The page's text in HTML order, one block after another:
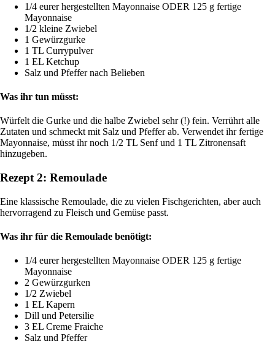
1/4 eurer hergestellten Mayonnaise ODER 125 g fertige
Mayonnaise
1/2 kleine Zwiebel
1 Gewürzgurke
1 TL Currypulver
1 EL Ketchup
Salz und Pfeffer nach Belieben
Was ihr tun müsst:
Würfelt die Gurke und die halbe Zwiebel sehr (!) fein. Verrührt alle
Zutaten und schmeckt mit Salz und Pfeffer ab. Verwendet ihr fertige
Mayonnaise, müsst ihr noch 1/2 TL Senf und 1 TL Zitronensaft
hinzugeben.
Rezept 2: Remoulade
Eine klassische Remoulade, die zu vielen Fischgerichten, aber auch
hervorragend zu Fleisch und Gemüse passt.
Was ihr für die Remoulade benötigt:
1/4 eurer hergestellten Mayonnaise ODER 125 g fertige
Mayonnaise
2 Gewürzgurken
1/2 Zwiebel
1 EL Kapern
Dill und Petersilie
3 EL Creme Fraiche
Salz und Pfeffer